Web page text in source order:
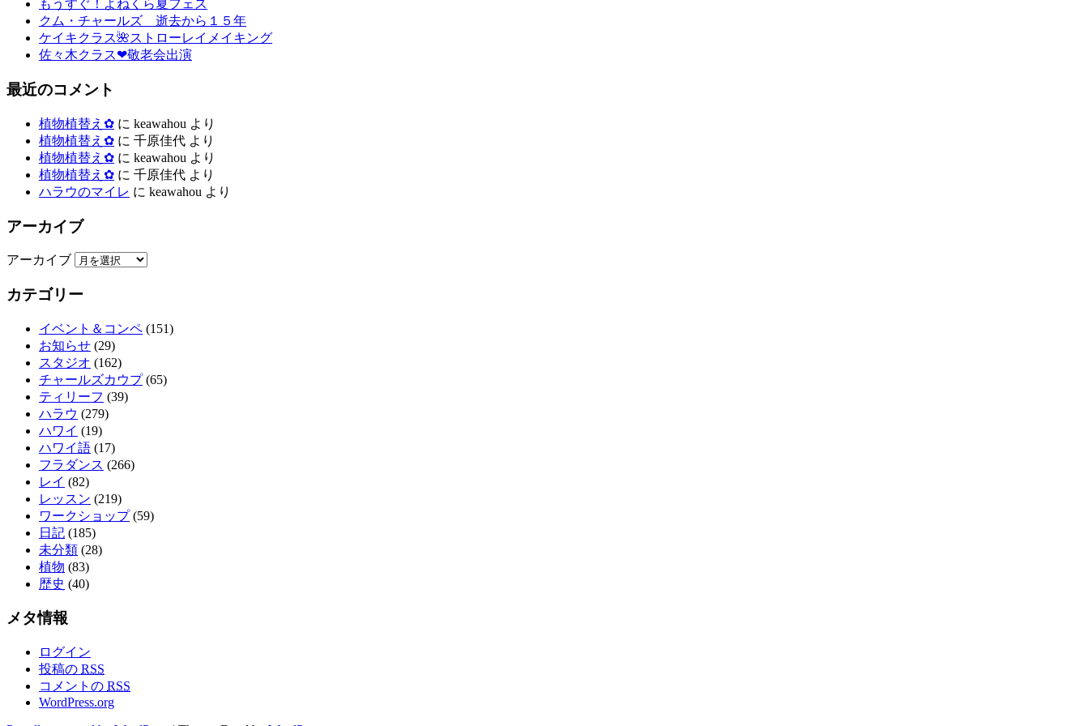
もうすぐ！よねくら夏フェス
クム・チャールズ 逝去から１５年
ケイキクラス🌺ストローレイメイキング
佐々木クラス❤敬老会出演
最近のコメント
植物植替え✿ に keawahou より
植物植替え✿ に 千原佳代 より
植物植替え✿ に keawahou より
植物植替え✿ に 千原佳代 より
ハラウのマイレ に keawahou より
アーカイブ
アーカイブ
カテゴリー
イベント＆コンペ (151)
お知らせ (29)
スタジオ (162)
チャールズカウプ(65)
ティリーフ (39)
ハラウ (279)
ハワイ (19)
ハワイ語 (17)
フラダンス (266)
レイ (82)
レッスン (219)
ワークショップ(59)
日記 (185)
未分類 (28)
植物 (83)
歴史 (40)
メタ情報
ログイン
投稿の RSS
コメントの RSS
WordPress.org